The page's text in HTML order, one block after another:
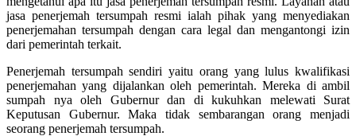
jasa penerjemah tersumpah resmi ialah pihak yang menyediakan
penerjemahan tersumpah dengan cara legal dan mengantongi izin
dari pemerintah terkait.
Penerjemah tersumpah sendiri yaitu orang yang lulus kwalifikasi
penerjemahan yang dijalankan oleh pemerintah. Mereka di ambil
sumpah nya oleh Gubernur dan di kukuhkan melewati Surat
Keputusan Gubernur. Maka tidak sembarangan orang menjadi
seorang penerjemah tersumpah.